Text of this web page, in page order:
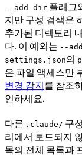
--add-dir 플래그
지만 구성 검색은
추가된 디렉토리
다. 이 예외는 --
settings.json의
은 파일 액세스만
변경 감지를 참조
인하세요.
다른 .claude/ 구
리에서 로드되지
목의 전체 목록과